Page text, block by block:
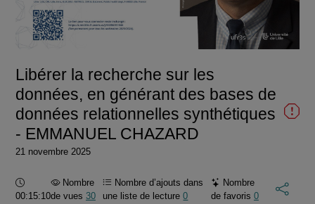
vidéo
Libérer la recherche sur les
données, en générant des bases de
données relationnelles synthétiques
- EMMANUEL CHAZARD
21 novembre 2025
Durée :
00:15:10
Nombre
de vues 30
Nombre d’ajouts dans
une liste de lecture0
Nombre
de favoris 0